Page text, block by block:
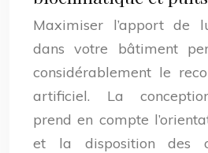
Maximiser l’apport de
dans votre bâtiment
considérablement le
artificiel. La
prend en compte
et la disposition des